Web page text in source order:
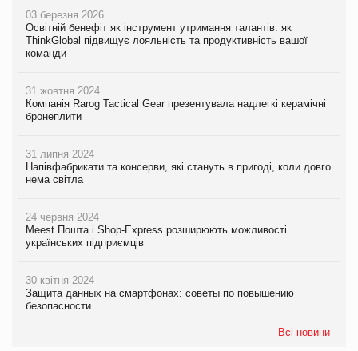
03 березня 2026
Освітній бенефіт як інструмент утримання талантів: як
ThinkGlobal підвищує лояльність та продуктивність вашої
команди
31 жовтня 2024
Компанія Rarog Tactical Gear презентувала надлегкі керамічні
бронеплити
31 липня 2024
Напівфабрикати та консерви, які стануть в пригоді, коли довго
нема світла
24 червня 2024
Meest Пошта і Shop-Express розширюють можливості
українських підприємців
30 квітня 2024
Защита данных на смартфонах: советы по повышению
безопасности
Всі новини